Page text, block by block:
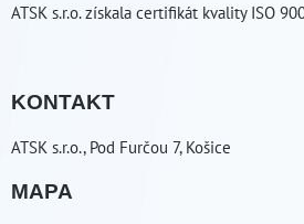
ATSK s.r.o. získala certifikát kvality ISO
KONTAKT
ATSK s.r.o., Pod Furčou 7, Košice
MAPA